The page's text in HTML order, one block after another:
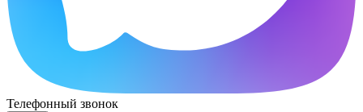
Телефонный звонок